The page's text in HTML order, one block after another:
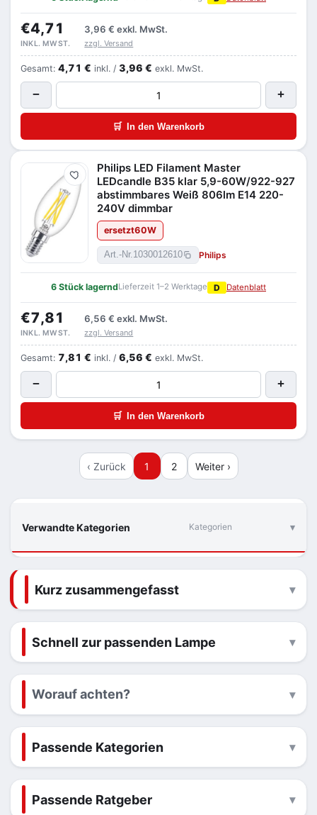
Verwandte Kategorien Kategorien
€4,71 3,96 € exkl. MwSt.
INKL. MWST. zzgl. Versand
Gesamt: 4,71 € inkl. / 3,96 € exkl. MwSt.
− +
🛒 In den Warenkorb
Merken
Philips LED Filament Master
LEDcandle B35 klar 5,9-60W/922-927
abstimmbares Weiß 806lm E14 220-
240V dimmbar
ersetzt60W
Art.-Nr.1030012610 Philips
6 Stück lagerndLieferzeit 1–2 Werktage D Datenblatt
€7,81 6,56 € exkl. MwSt.
INKL. MWST. zzgl. Versand
Gesamt: 7,81 € inkl. / 6,56 € exkl. MwSt.
− +
🛒 In den Warenkorb
‹ Zurück 1 2 Weiter ›
Kurz zusammengefasst
Schnell zur passenden Lampe
Worauf achten?
Passende Kategorien
Passende Ratgeber